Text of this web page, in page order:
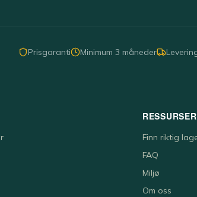
Prisgaranti Minimum 3 måneder
RESSURSER
Finn riktig
FAQ
Miljø
Om oss